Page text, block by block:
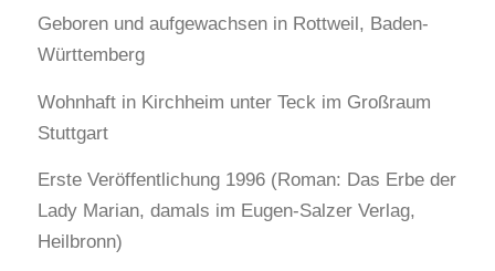
Geboren und aufgewachsen in Rottweil, Baden-
Württemberg
Wohnhaft in Kirchheim unter Teck im Großraum
Stuttgart
Erste Veröffentlichung 1996 (Roman: Das Erbe der
Lady Marian, damals im Eugen-Salzer Verlag,
Heilbronn)